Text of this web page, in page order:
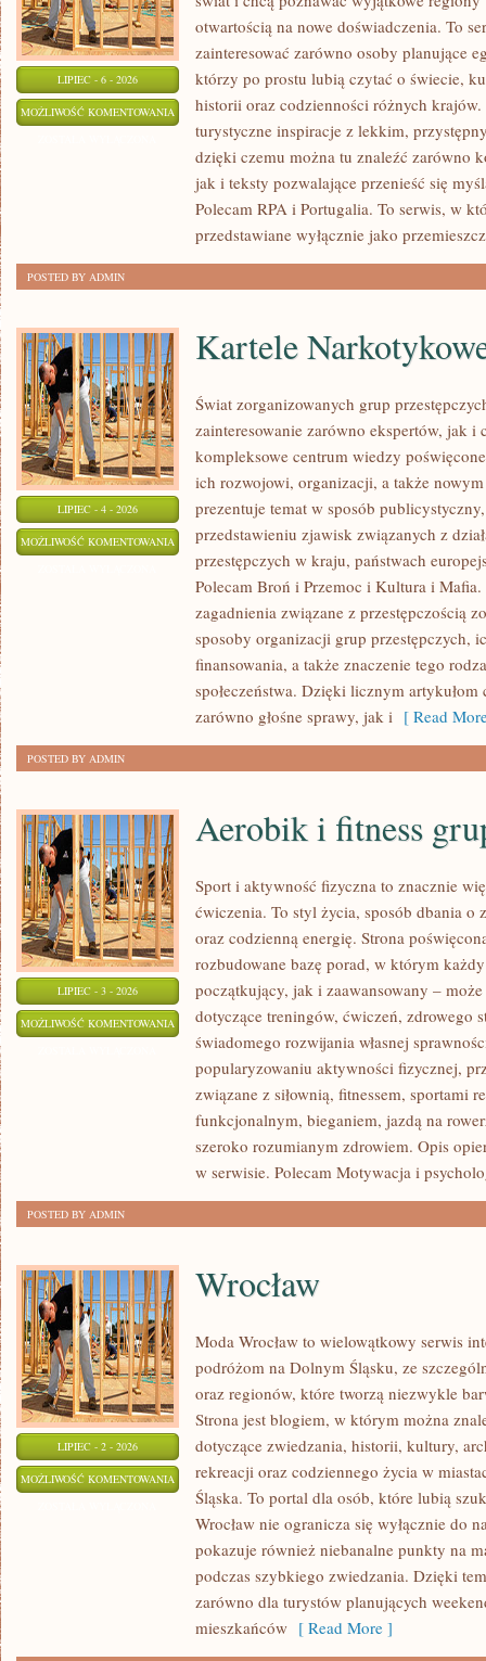
LIPIEC - 6 - 2026
MOŻLIWOŚĆ KOMENTOWANIA SINGAPUR
otwartością na nowe doświadczenia. To
zainteresować zarówno osoby planujące
którzy po prostu lubią czytać o świecie,
historii oraz codzienności różnych krajów.
turystyczne inspiracje z lekkim,
dzięki czemu można tu znaleźć zarówno
jak i teksty pozwalające przenieść się
Polecam RPA i Portugalia. To serwis, w
przedstawiane wyłącznie jako
POSTED BY ADMIN
LIPIEC - 4 - 2026
MOŻLIWOŚĆ KOMENTOWANIA KARTELE
NARKOTYKOWE
Kartele
Świat zorganizowanych grup
zainteresowanie zarówno ekspertów, jak i
kompleksowe centrum wiedzy
ich rozwojowi, organizacji, a także
prezentuje temat w sposób
przedstawieniu zjawisk związanych z
przestępczych w kraju, państwach
Polecam Broń i Przemoc i Kultura i
zagadnienia związane z przestępczością
sposoby organizacji grup przestępczych,
finansowania, a także znaczenie tego
społeczeństwa. Dzięki licznym
zarówno głośne sprawy, jak i [ Read
POSTED BY ADMIN
LIPIEC - 3 - 2026
MOŻLIWOŚĆ KOMENTOWANIA AEROBIK
FITNESS
GRUPOWY
Aerobik i fitness
Sport i aktywność fizyczna to znacznie
ćwiczenia. To styl życia, sposób dbania o
oraz codzienną energię. Strona
rozbudowane bazę porad, w którym
początkujący, jak i zaawansowany –
dotyczące treningów, ćwiczeń, zdrowego
świadomego rozwijania własnej
popularyzowaniu aktywności fizycznej,
związane z siłownią, fitnessem, sportami
funkcjonalnym, bieganiem, jazdą na
szeroko rozumianym zdrowiem. Opis
w serwisie. Polecam Motywacja i
POSTED BY ADMIN
LIPIEC - 2 - 2026
MOŻLIWOŚĆ KOMENTOWANIA WROCŁAW
Wrocław
Moda Wrocław to wielowątkowy serwis
podróżom na Dolnym Śląsku, ze
oraz regionów, które tworzą niezwykle
Strona jest blogiem, w którym można
dotyczące zwiedzania, historii, kultury,
rekreacji oraz codziennego życia w
Śląska. To portal dla osób, które lubią
Wrocław nie ogranicza się wyłącznie do
pokazuje również niebanalne punkty na
podczas szybkiego zwiedzania. Dzięki
zarówno dla turystów planujących
mieszkańców [ Read More ]